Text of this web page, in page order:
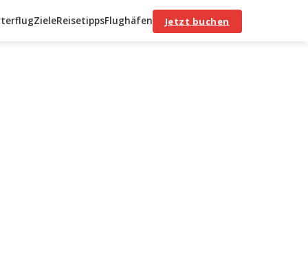
ZieleReisetippsFlughäfen Jetzt buchen